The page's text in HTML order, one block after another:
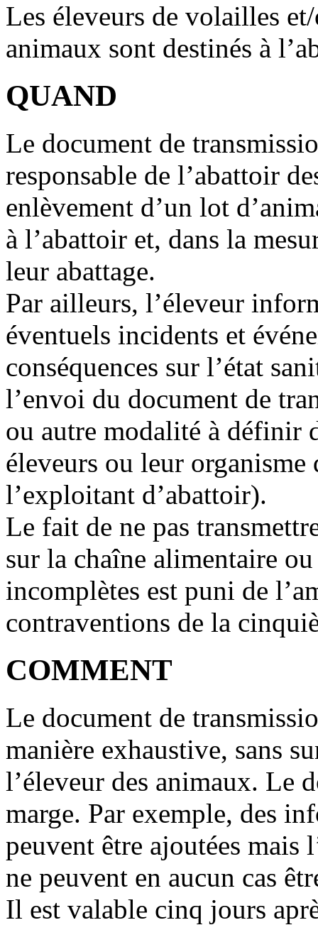
Les éleveurs de volailles
animaux sont destinés à
QUAND
Le document de
responsable de l’abattoir
enlèvement d’un lot
à l’abattoir et, dans la
leur abattage.
Par ailleurs, l’éleveur
éventuels incidents et
conséquences sur l’état
l’envoi du document de
ou autre modalité à définir
éleveurs ou leur organisme
l’exploitant d’abattoir).
Le fait de ne pas
sur la chaîne alimentaire
incomplètes est puni de
contraventions de la
COMMENT
Le document de
manière exhaustive, sans
l’éleveur des animaux. Le
marge. Par exemple, des
peuvent être ajoutées mais
ne peuvent en aucun cas
Il est valable cinq jours